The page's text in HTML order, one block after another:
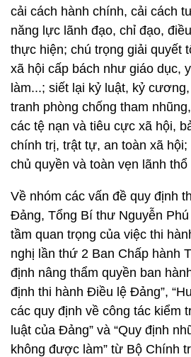
cải cách hành chính, cải cách
năng lực lãnh đạo, chỉ đạo,
thực hiện; chú trọng giải quyết
xã hội cấp bách như giáo dục,
làm...; siết lại kỷ luật, kỷ
tranh phòng chống tham
các tệ nạn và tiêu cực xã hội,
chính trị, trật tự, an toàn xã
chủ quyền và toàn vẹn lãnh thổ
Về nhóm các vấn đề quy định
Đảng, Tổng Bí thư Nguyễn
tầm quan trọng của việc thi
nghị lần thứ 2 Ban Chấp hành
định nâng thẩm quyền ban
định thi hành Điều lệ Đảng”,
các quy định về công tác kiểm
luật của Đảng” và “Quy định
không được làm” từ Bộ Chính